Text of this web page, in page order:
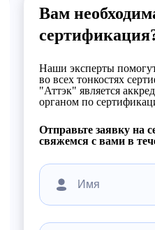
Вам
Наши эксперты
во всех тонкостях
"Аттэк" является
органом по
Отправьте заявку на
свяжемся с вами в